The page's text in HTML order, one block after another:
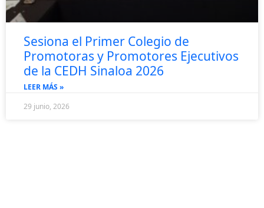
Sesiona el Primer Colegio de
Promotoras y Promotores Ejecutivos
de la CEDH Sinaloa 2026
LEER MÁS »
29 junio, 2026